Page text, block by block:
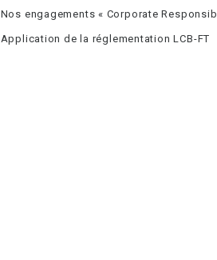
Nos engagements « Corporate
Application de la réglementation LCB-FT